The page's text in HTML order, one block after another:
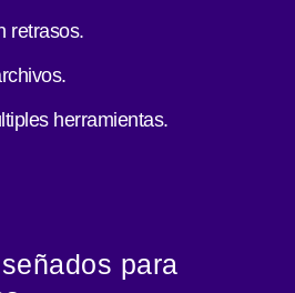
retrasos.
herramientas.
para